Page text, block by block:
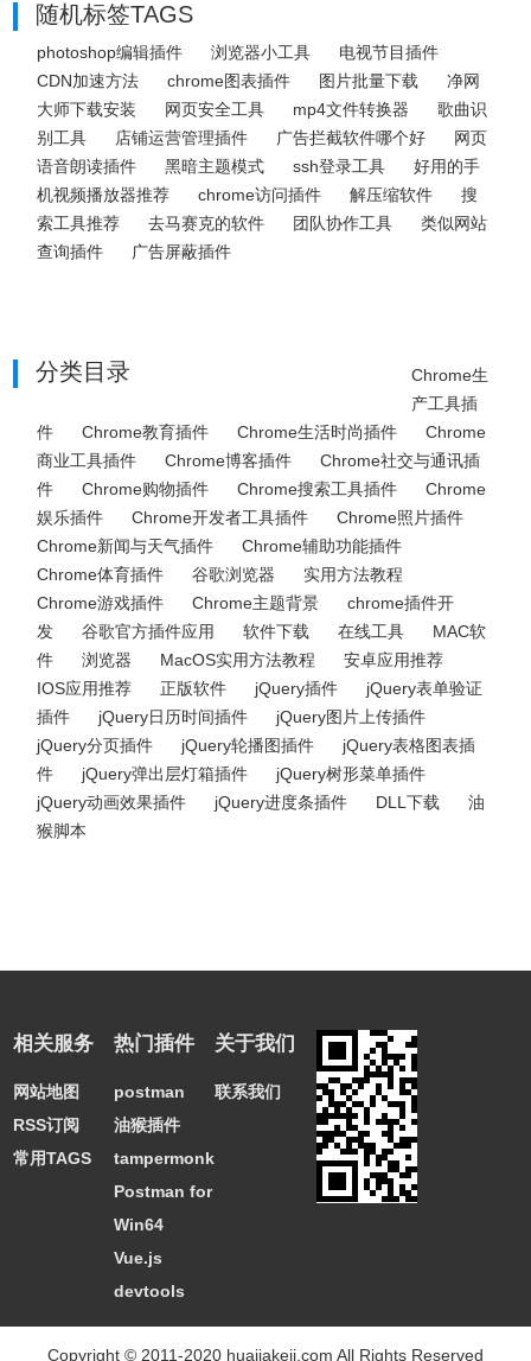
随机标签TAGS
photoshop编辑插件 浏览器小工具
电视节目插件
CDN加速方法
chrome图表插件 图片批量下载
净网
大师下载安装
网页安全工具 mp4文件转换器
歌曲识
别工具
店铺运营管理插件 广告拦截软件哪个好
网页
语音朗读插件
黑暗主题模式 ssh登录工具
好用的手
机视频播放器推荐
chrome访问插件 解压缩软件
搜
索工具推荐
去马赛克的软件 团队协作工具
类似网站
查询插件
广告屏蔽插件
分类目录
Chrome生
产工具插
件
Chrome教育插件 Chrome生活时尚插件
Chrome
商业工具插件
Chrome博客插件
Chrome社交与通讯插
件
Chrome购物插件 Chrome搜索工具插件
Chrome
娱乐插件
Chrome开发者工具插件
Chrome照片插件
Chrome新闻与天气插件
Chrome辅助功能插件
Chrome体育插件
谷歌浏览器
实用方法教程
Chrome游戏插件
Chrome主题背景
chrome插件开
发
谷歌官方插件应用 软件下载 在线工具
MAC软
件
浏览器 MacOS实用方法教程
安卓应用推荐
IOS应用推荐
正版软件 jQuery插件
jQuery表单验证
插件
jQuery日历时间插件
jQuery图片上传插件
jQuery分页插件
jQuery轮播图插件
jQuery表格图表插
件
jQuery弹出层灯箱插件
jQuery树形菜单插件
jQuery动画效果插件
jQuery进度条插件 DLL下载
油
猴脚本
相关服务
网站地图
RSS订阅
常用TAGS
热门插件
postman
油猴插件
tampermonkey
Postman for
Win64
Vue.js
devtools
关于我们
联系我们
Copyright © 2011-2020 huajiakeji.com All Rights Reserved